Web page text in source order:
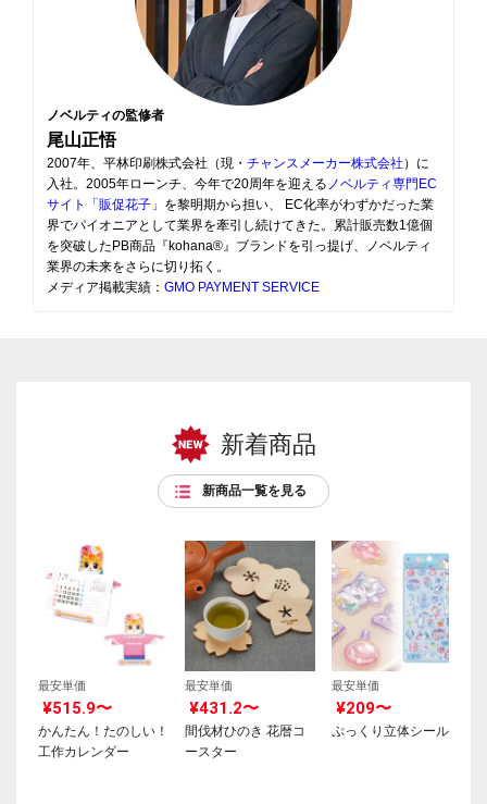
ノベルティの監修者
尾山正悟
2007年、平林印刷株式会社（現・ チャンスメーカー株式会社 ）に
入社。2005年ローンチ、今年で20周年を迎える ノベルティ専門EC
サイト「販促花子」 を黎明期から担い、 EC化率がわずかだった業
界でパイオニアとして業界を牽引し続けてきた。累計販売数1億個
を突破したPB商品『kohana®』ブランドを引っ提げ、ノベルティ
業界の未来をさらに切り拓く。
メディア掲載実績： GMO PAYMENT SERVICE
新着商品
新商品一覧を見る
最安単価
¥515.9〜
かんたん！たのしい！
工作カレンダー
最安単価
¥431.2〜
間伐材ひのき 花暦コ
ースター
最安単価
¥209〜
ぷっくり立体シール